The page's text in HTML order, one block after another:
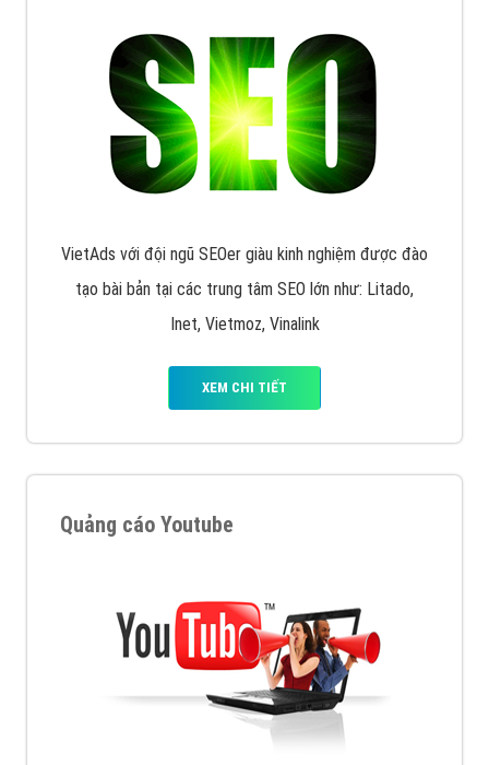
VietAds triển khai dịch vụ quảng cáo Banner Google
muốn đặt Banner
XEM CHI TIẾT
VietAds với đội ngũ SEOer giàu kinh nghiệm được đào